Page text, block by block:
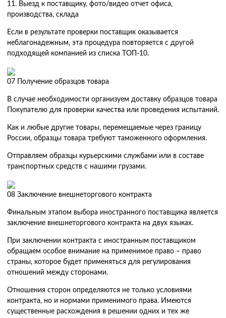
Выезд к поставщику, фото/видео отчет офиса,
производства, склада
Если в результате проверки поставщик оказывается
неблагонадежным, эта процедура повторяется с другой
подходящей компанией из списка ТОП-10.
07 Получение образцов товара
В случае необходимости организуем доставку образцов товара
Покупателю для проверки качества или проведения испытаний.
Как и любые другие товары, перемещаемые через границу
России, образцы товара требуют таможенного оформления.
Отправляем образцы курьерскими службами или в составе
транспортных средств с нашими грузами.
08 Заключение внешнеторгового контракта
Финальным этапом выбора иностранного поставщика является
заключение внешнеторгового контракта на двух языках.
При заключении контракта с иностранным поставщиком
обращаем особое внимание на применимое право – право
страны, которое будет применяться для регулирования
отношений между сторонами.
Отношения сторон определяются не только условиями
контракта, но и нормами применимого права. Имеются
существенные расхождения в решении одних и тех же